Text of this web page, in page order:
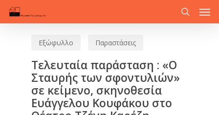
Skip
search
Εξώφυλλο Παραστάσεις
Τελευταία παράσταση : «Ο
Σταυρής των σφοντυλιών»
σε κείμενο, σκηνοθεσία
Ευάγγελου Κουφάκου στο